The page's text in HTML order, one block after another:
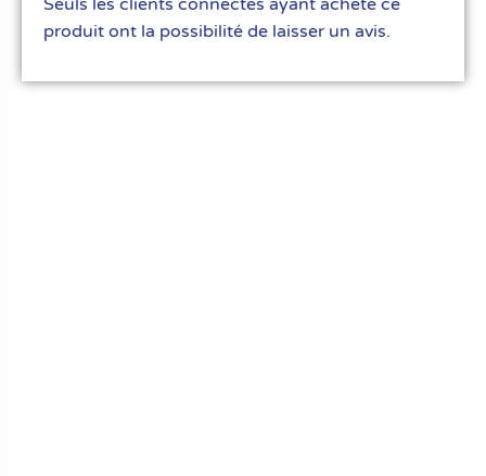
produit ont la possibilité de laisser un avis.